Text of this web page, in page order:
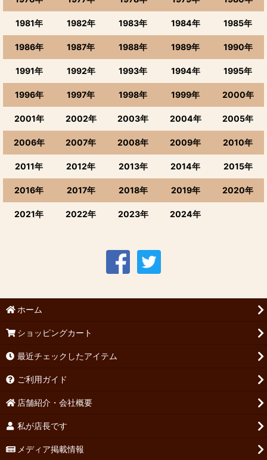
1981年 1982年 1983年 1984年 1985年
1986年 1987年 1988年 1989年 1990年
1991年 1992年 1993年 1994年 1995年
1996年 1997年 1998年 1999年 2000年
2001年 2002年 2003年 2004年 2005年
2006年 2007年 2008年 2009年 2010年
2011年 2012年 2013年 2014年 2015年
2016年 2017年 2018年 2019年 2020年
2021年 2022年 2023年 2024年
ホーム
ショッピングカート
最近チェックしたアイテム
ご利用ガイド
店舗紹介・会社概要
私が店長です
メディア掲載情報